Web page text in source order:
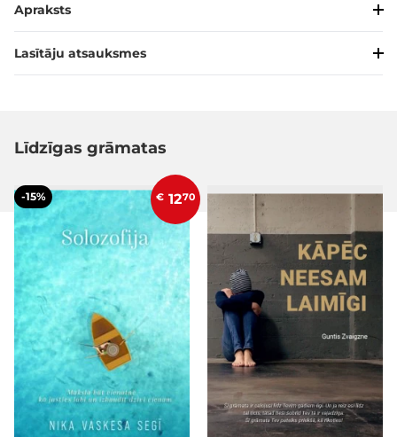
Apraksts
Lasītāju atsauksmes
Līdzīgas grāmatas
-15% € 1270